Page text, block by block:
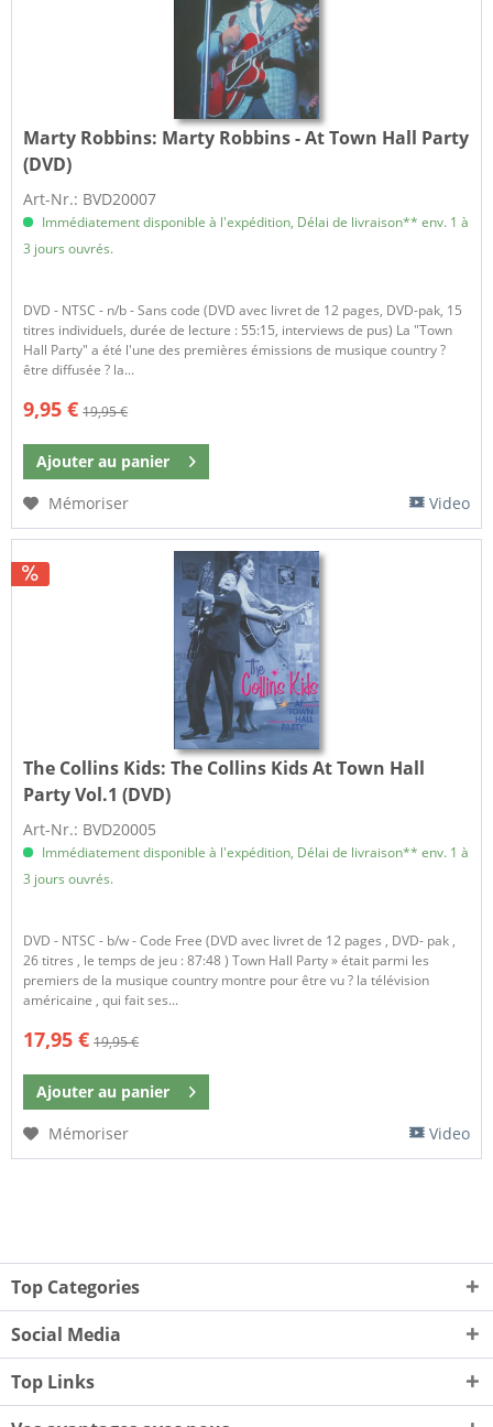
Marty Robbins: Marty Robbins - At Town Hall Party
(DVD)
Art-Nr.: BVD20007
Immédiatement disponible à l'expédition, Délai de livraison** env. 1 à
3 jours ouvrés.
DVD - NTSC - n/b - Sans code (DVD avec livret de 12 pages, DVD-pak, 15
titres individuels, durée de lecture : 55:15, interviews de pus) La "Town
Hall Party" a été l'une des premières émissions de musique country ?
être diffusée ? la...
9,95 € 19,95 €
Ajouter au panier
Mémoriser
Video
The Collins Kids: The Collins Kids At Town Hall
Party Vol.1 (DVD)
Art-Nr.: BVD20005
Immédiatement disponible à l'expédition, Délai de livraison** env. 1 à
3 jours ouvrés.
DVD - NTSC - b/w - Code Free (DVD avec livret de 12 pages , DVD- pak ,
26 titres , le temps de jeu : 87:48 ) Town Hall Party » était parmi les
premiers de la musique country montre pour être vu ? la télévision
américaine , qui fait ses...
17,95 € 19,95 €
Ajouter au panier
Mémoriser
Video
Top Categories
Social Media
Top Links